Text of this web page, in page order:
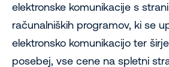
elektronske komunikacije s
računalniških programov, ki se
elektronsko komunikacijo ter
posebej, vse cene na spletni